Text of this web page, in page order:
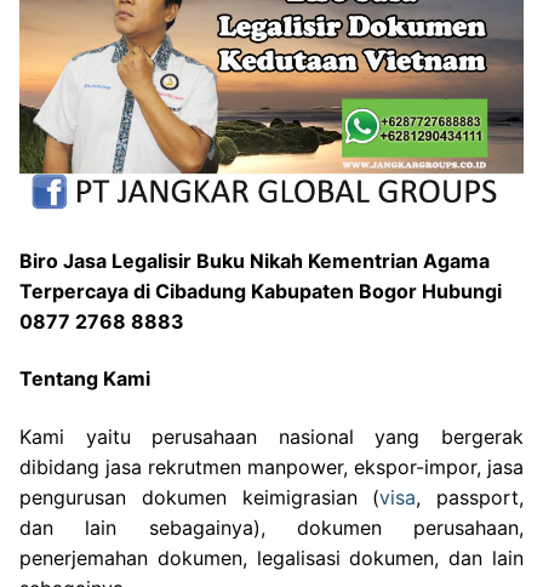
Biro Jasa Legalisir Buku Nikah Kementrian Agama
Terpercaya di Cibadung Kabupaten Bogor Hubungi
0877 2768 8883
Tentang Kami
Kami yaitu perusahaan nasional yang bergerak
dibidang jasa rekrutmen manpower, ekspor-impor, jasa
pengurusan dokumen keimigrasian (visa, passport,
dan lain sebagainya), dokumen perusahaan,
penerjemahan dokumen, legalisasi dokumen, dan lain